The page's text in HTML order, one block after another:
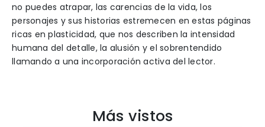
no puedes atrapar, las carencias de la vida, los
personajes y sus historias estremecen en estas páginas
ricas en plasticidad, que nos describen la intensidad
humana del detalle, la alusión y el sobrentendido
llamando a una incorporación activa del lector.
Más vistos